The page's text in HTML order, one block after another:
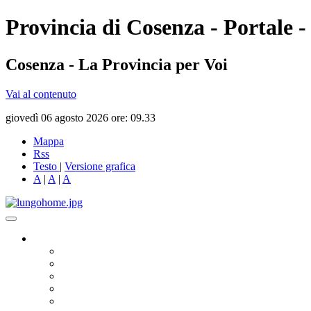
Provincia di Cosenza - Portale
Cosenza - La Provincia per Voi
Vai al contenuto
giovedì 06 agosto 2026 ore: 09.33
Mappa
Rss
Testo | Versione grafica
A | A | A